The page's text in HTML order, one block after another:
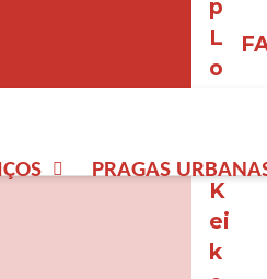
PRAGAS